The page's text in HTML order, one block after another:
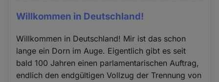
Willkommen in Deutschland!
Willkommen in Deutschland! Mir ist das schon
lange ein Dorn im Auge. Eigentlich gibt es seit
bald 100 Jahren einen parlamentarischen Auftrag,
endlich den endgültigen Vollzug der Trennung von